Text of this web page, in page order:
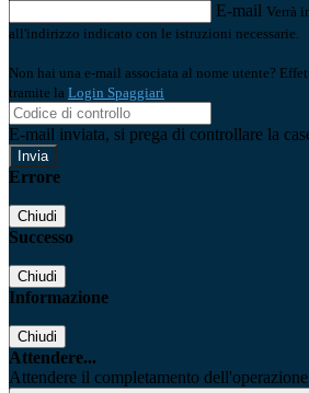
E-mail Verrà
all'indirizzo indicato con le istruzioni necessarie.
Non hai una e-mail associata al nome utente?
tramite la Login Spaggiari
E-mail inviata, si prega di controllare la
Errore
Chiudi
Successo
Chiudi
Informazione
Chiudi
Attendere...
Attendere il completamento